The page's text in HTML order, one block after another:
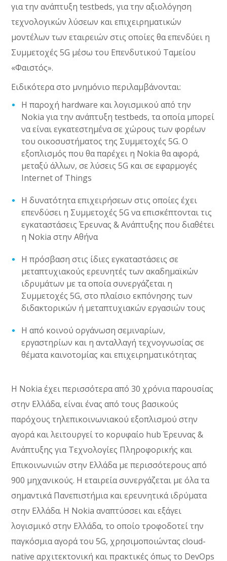
για την ανάπτυξη testbeds, για την αξιολόγηση
τεχνολογικών λύσεων και επιχειρηματικών
μοντέλων των εταιρειών στις οποίες θα επενδύει η
Συμμετοχές 5G μέσω του Επενδυτικού Ταμείου
«Φαιστός».
Ειδικότερα στο μνημόνιο περιλαμβάνονται:
Η παροχή hardware και λογισμικού από την
Nokia για την ανάπτυξη testbeds, τα οποία μπορεί
να είναι εγκατεστημένα σε χώρους των φορέων
του οικοσυστήματος της Συμμετοχές 5G. Ο
εξοπλισμός που θα παρέχει η Nokia θα αφορά,
μεταξύ άλλων, σε λύσεις 5G και σε εφαρμογές
Internet of Things
Η δυνατότητα επιχειρήσεων στις οποίες έχει
επενδύσει η Συμμετοχές 5G να επισκέπτονται τις
εγκαταστάσεις Έρευνας & Ανάπτυξης που διαθέτει
η Nokia στην Αθήνα
Η πρόσβαση στις ίδιες εγκαταστάσεις σε
μεταπτυχιακούς ερευνητές των ακαδημαϊκών
ιδρυμάτων με τα οποία συνεργάζεται η
Συμμετοχές 5G, στο πλαίσιο εκπόνησης των
διδακτορικών ή μεταπτυχιακών εργασιών τους
Η από κοινού οργάνωση σεμιναρίων,
εργαστηρίων και η ανταλλαγή τεχνογνωσίας σε
θέματα καινοτομίας και επιχειρηματικότητας
Η Nokia έχει περισσότερα από 30 χρόνια παρουσίας
στην Ελλάδα, είναι ένας από τους βασικούς
παρόχους τηλεπικοινωνιακού εξοπλισμού στην
αγορά και λειτουργεί το κορυφαίο hub Έρευνας &
Ανάπτυξης για Τεχνολογίες Πληροφορικής και
Επικοινωνιών στην Ελλάδα με περισσότερους από
900 μηχανικούς. Η εταιρεία συνεργάζεται με όλα τα
σημαντικά Πανεπιστήμια και ερευνητικά ιδρύματα
στην Ελλάδα. Η Nokia αναπτύσσει και εξάγει
λογισμικό στην Ελλάδα, το οποίο τροφοδοτεί την
παγκόσμια αγορά του 5G, χρησιμοποιώντας cloud-
native αρχιτεκτονική και πρακτικές όπως το DevOps